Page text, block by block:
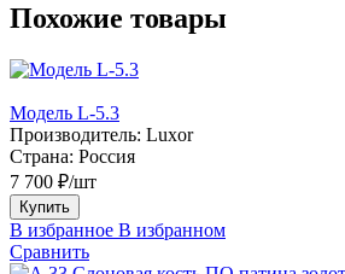
Похожие товары
Модель L-5.3
Производитель: Luxor
Страна: Россия
7 700 ₽/шт
Купить
В избранное В избранном
Сравнить